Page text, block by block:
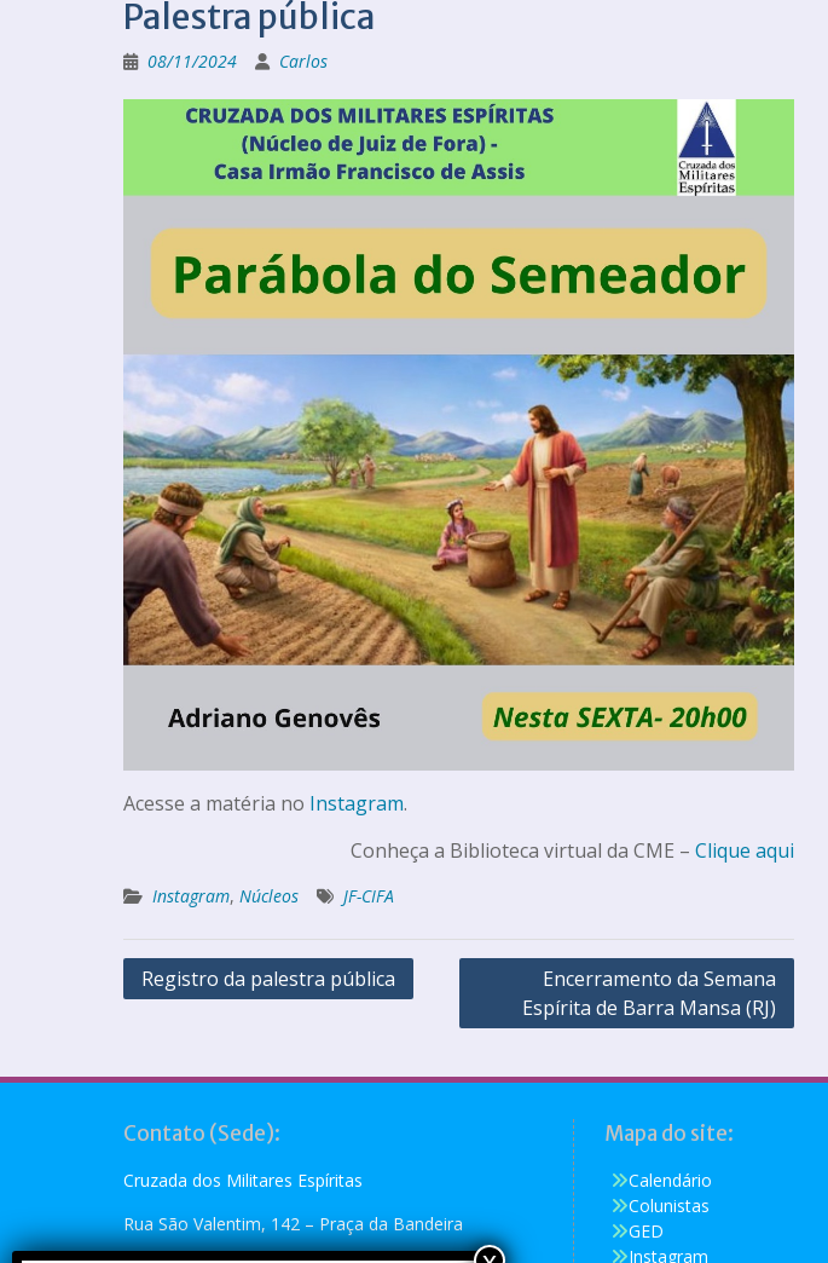
Palestra pública
08/11/2024 Carlos
Acesse a matéria no Instagram.
Conheça a Biblioteca virtual da CME – Clique aqui
Instagram, Núcleos JF-CIFA
Registro da palestra pública
Encerramento da Semana
Espírita de Barra Mansa (RJ)
Contato (Sede):
Cruzada dos Militares Espíritas
Rua São Valentim, 142 – Praça da Bandeira
Mapa do site:
Calendário
Colunistas
GED
Instagram